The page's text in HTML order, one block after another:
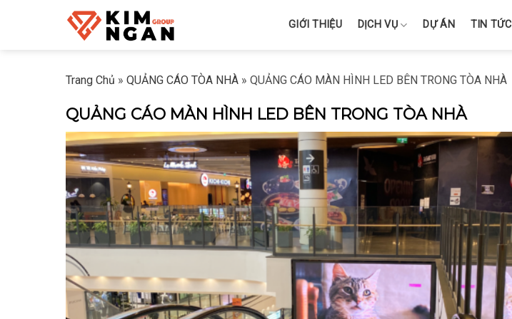
GIỚI THIỆU DỊCH VỤ DỰ ÁN TIN TỨC
Trang Chủ » QUẢNG CÁO TÒA NHÀ » QUẢNG CÁO MÀN HÌNH LED BÊN TRONG TÒA NHÀ
QUẢNG CÁO MÀN HÌNH LED BÊN TRONG TÒA NHÀ